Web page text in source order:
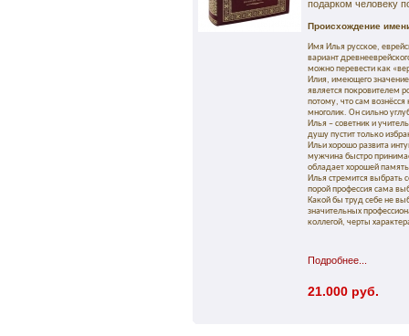
подарком человеку
Происхождение
Имя Илья русское,
вариант
можно перевести как
Илия, имеющего значение
является покровителем
потому, что сам вознёсся
многолик. Он сильно
Илья – советник и
душу пустит только
Ильи хорошо развита
мужчина быстро
обладает хорошей
Илья стремится выбрать
порой профессия сама
Какой бы труд себе не
значительных
коллегой, черты
Подробнее...
21.000 руб.